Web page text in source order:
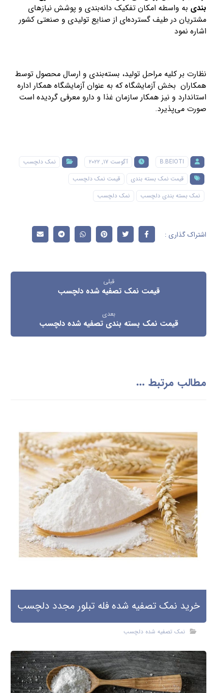
بندی به واسطه امکان تفکیک دانه­‌بندی و پوشش نیازهای
مشتریان در طیف گسترده­‌ای از صنایع تولیدی و صنعتی کشور
اشاره نمود
نظارت بر کلیه مراحل تولید، بسته­‌بندی و ارسال محصول توسط
همکاران بخش آزمایشگاه که به عنوان آزمایشگاه همکار اداره
استاندارد و نیز همکار سازمان غذا و دارو معرفی گردیده است
صورت می­‌پذیرد.
B.BEIOTI آگوست ۱۷, ۲۰۲۲
نمک دلچسب
قیمت نمک بسته بندی
قیمت نمک دلچسب
نمک بسته بندی دلچسب
نمک دلچسب
قبلی
قیمت نمک تصفیه شده دلچسب
بعدی
قیمت نمک بسته بندی تصفیه شده دلچسب
مطالب مرتبط ...
خرید نمک تصفیه شده فله تبلور مجدد دلچسب
نمک تصفیه شده دلچسب